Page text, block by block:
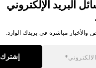
البريد الإلكتروني
مباشرة في بريدك الوارد.
إشترك